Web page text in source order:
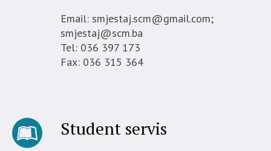
Email: smjestaj.scm@gmail.com;
smjestaj@scm.ba
Tel: 036 397 173
Fax: 036 315 364
Student servis